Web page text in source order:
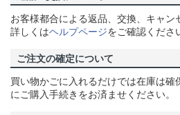
お客様都合による返品、交換、キャン
詳しくはヘルプページをご確認くださ
ご注文の確定について
買い物かごに入れるだけでは在庫は確
にご購入手続きをお済ませください。